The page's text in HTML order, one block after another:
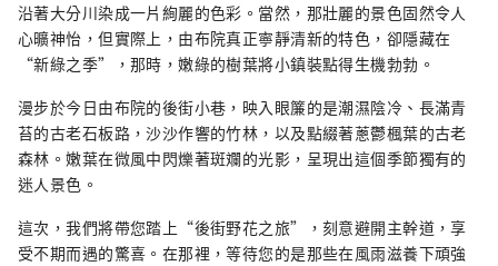
沿著大分川染成一片絢麗的色彩。當然，那壯麗的景色固然令人
心曠神怡，但實際上，由布院真正寧靜清新的特色，卻隱藏在
“新綠之季”，那時，嫩綠的樹葉將小鎮裝點得生機勃勃。
漫步於今日由布院的後街小巷，映入眼簾的是潮濕陰冷、長滿青
苔的古老石板路，沙沙作響的竹林，以及點綴著蔥鬱楓葉的古老
森林。嫩葉在微風中閃爍著斑斕的光影，呈現出這個季節獨有的
迷人景色。
這次，我們將帶您踏上“後街野花之旅”，刻意避開主幹道，享
受不期而遇的驚喜。在那裡，等待您的是那些在風雨滋養下頑強